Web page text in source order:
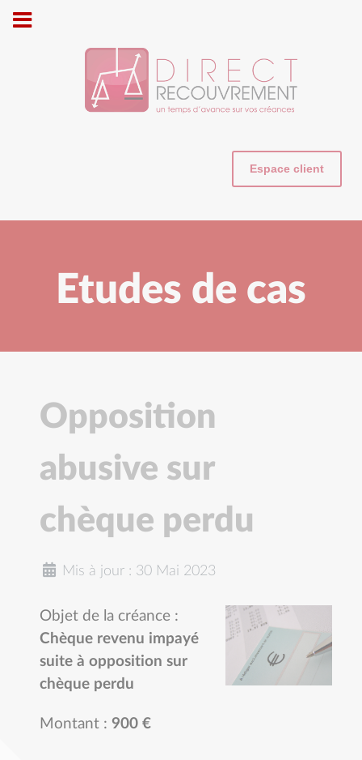
Espace client
Etudes de cas
Opposition
abusive sur
chèque perdu
Mis à jour : 30 Mai 2023
Objet de la créance :
Chèque revenu impayé
suite à opposition sur
chèque perdu
Montant : 900 €
Cookies management panel